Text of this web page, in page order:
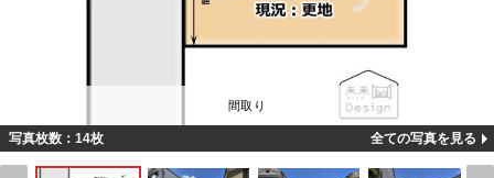
間取り
写真枚数：14枚 全ての写真を見る